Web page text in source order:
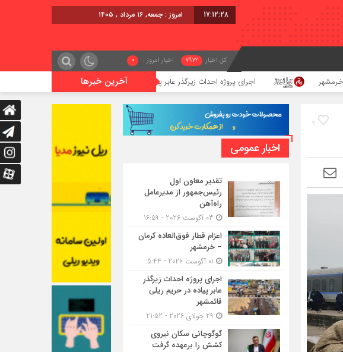
17:12:29 امروز : جمعه, ۱۶ مرداد , ۱۴۰۵
کل اخبار 7972 اخبار امروز : 0
آخرین خبرهااجرای پروژه احداث زیرگذر عابر پیاده در حریم ریلی قائمشهر
9
اخبار عمومی
تقدیر معاون اول
رئیس‌جمهور از مدیرعامل
راه‌آهن
اعزام قطار فوق‌العاده کرمان
– خرمشهر
اجرای پروژه احداث زیرگذر
عابر پیاده در حریم ریلی
قائمشهر
گوگوچانی سکان نیروی
کشش را برعهده گرفت